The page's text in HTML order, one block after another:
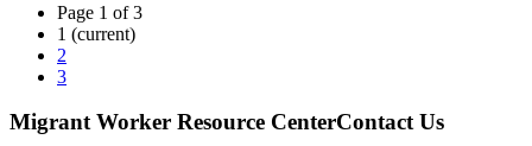
Page 1 of 3
1 (current)
2
3
Migrant Worker Resource CenterContact Us